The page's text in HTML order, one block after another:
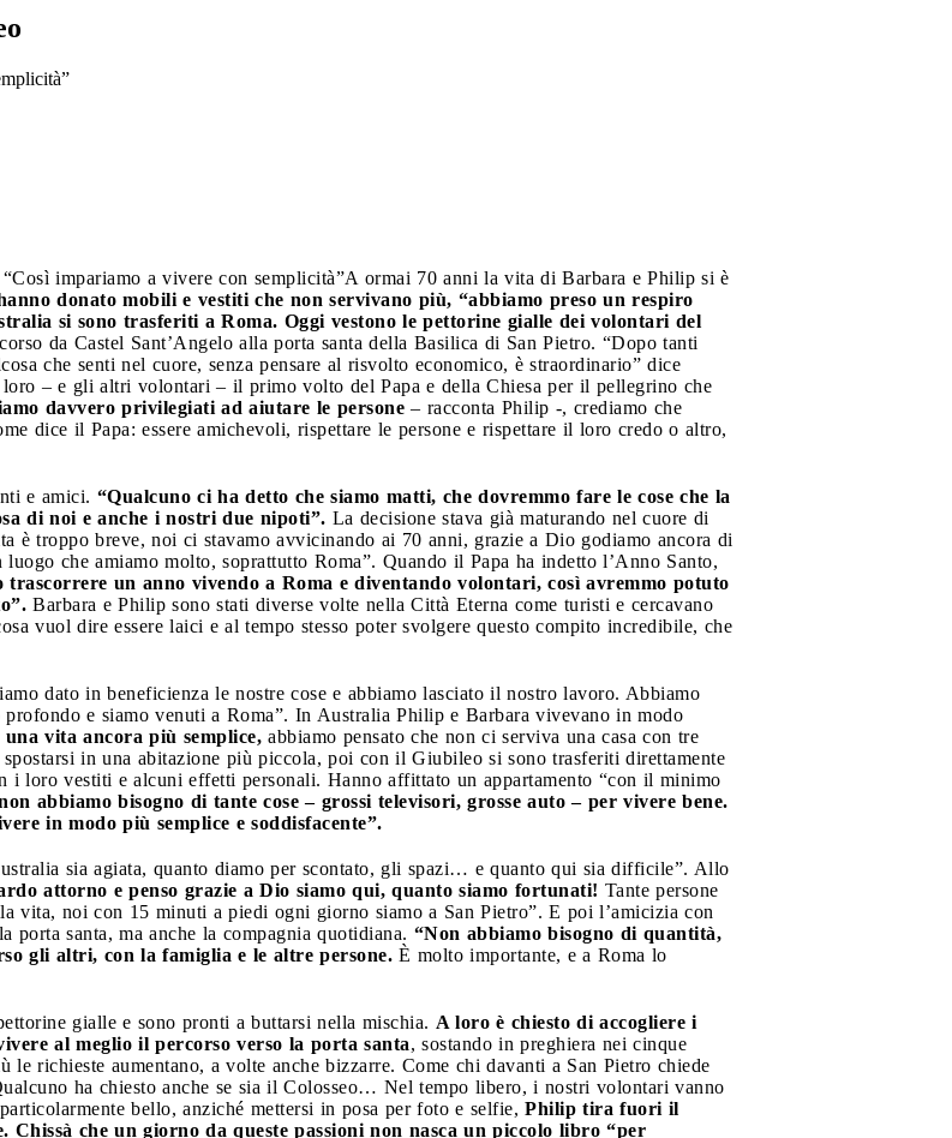
impariamo a vivere con semplicità”A ormai 70 anni la vita di Barbara e Philip si è
donato mobili e vestiti che non servivano più, “abbiamo preso un respiro
si sono trasferiti a Roma. Oggi vestono le pettorine gialle dei volontari del
da Castel Sant’Angelo alla porta santa della Basilica di San Pietro. “Dopo tanti
che senti nel cuore, senza pensare al risvolto economico, è straordinario” dice
– e gli altri volontari – il primo volto del Papa e della Chiesa per il pellegrino che
davvero privilegiati ad aiutare le persone – racconta Philip -, crediamo che
dice il Papa: essere amichevoli, rispettare le persone e rispettare il loro credo o altro,
e amici. “Qualcuno ci ha detto che siamo matti, che dovremmo fare le cose che la
di noi e anche i nostri due nipoti”. La decisione stava già maturando nel cuore di
è troppo breve, noi ci stavamo avvicinando ai 70 anni, grazie a Dio godiamo ancora di
che amiamo molto, soprattutto Roma”. Quando il Papa ha indetto l’Anno Santo,
trascorrere un anno vivendo a Roma e diventando volontari, così avremmo potuto
Barbara e Philip sono stati diverse volte nella Città Eterna come turisti e cercavano
vuol dire essere laici e al tempo stesso poter svolgere questo compito incredibile, che
dato in beneficienza le nostre cose e abbiamo lasciato il nostro lavoro. Abbiamo
e siamo venuti a Roma”. In Australia Philip e Barbara vivevano in modo
una vita ancora più semplice, abbiamo pensato che non ci serviva una casa con tre
in una abitazione più piccola, poi con il Giubileo si sono trasferiti direttamente
i loro vestiti e alcuni effetti personali. Hanno affittato un appartamento “con il minimo
abbiamo bisogno di tante cose – grossi televisori, grosse auto – per vivere bene.
in modo più semplice e soddisfacente”.
sia agiata, quanto diamo per scontato, gli spazi… e quanto qui sia difficile”. Allo
attorno e penso grazie a Dio siamo qui, quanto siamo fortunati! Tante persone
vita, noi con 15 minuti a piedi ogni giorno siamo a San Pietro”. E poi l’amicizia con
santa, ma anche la compagnia quotidiana. “Non abbiamo bisogno di quantità,
gli altri, con la famiglia e le altre persone. È molto importante, e a Roma lo
gialle e sono pronti a buttarsi nella mischia. A loro è chiesto di accogliere i
al meglio il percorso verso la porta santa, sostando in preghiera nei cinque
richieste aumentano, a volte anche bizzarre. Come chi davanti a San Pietro chiede
ha chiesto anche se sia il Colosseo… Nel tempo libero, i nostri volontari vanno
bello, anziché mettersi in posa per foto e selfie, Philip tira fuori il
che un giorno da queste passioni non nasca un piccolo libro “per